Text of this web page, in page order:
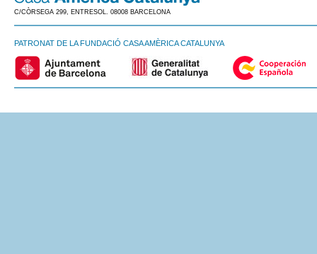
C/CÒRSEGA 299, ENTRESOL. 08008 BARCELONA
PATRONAT DE LA FUNDACIÓ CASA AMÈRICA CATALUNYA